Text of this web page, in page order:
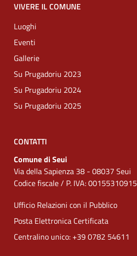
VIVERE IL COMUNE
Luoghi
Eventi
Gallerie
Su Prugadoriu 2023
Su Prugadoriu 2024
Su Prugadoriu 2025
CONTATTI
Comune di Seui
Via della Sapienza 38 - 08037 Seui
Codice fiscale / P. IVA: 00155310915
Ufficio Relazioni con il Pubblico
Posta Elettronica Certificata
Centralino unico: +39 0782 54611